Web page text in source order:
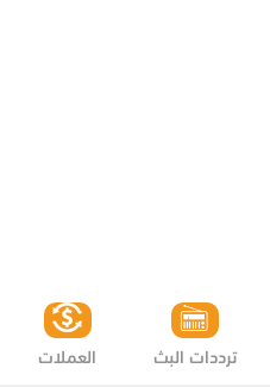
العملات ترددات البث